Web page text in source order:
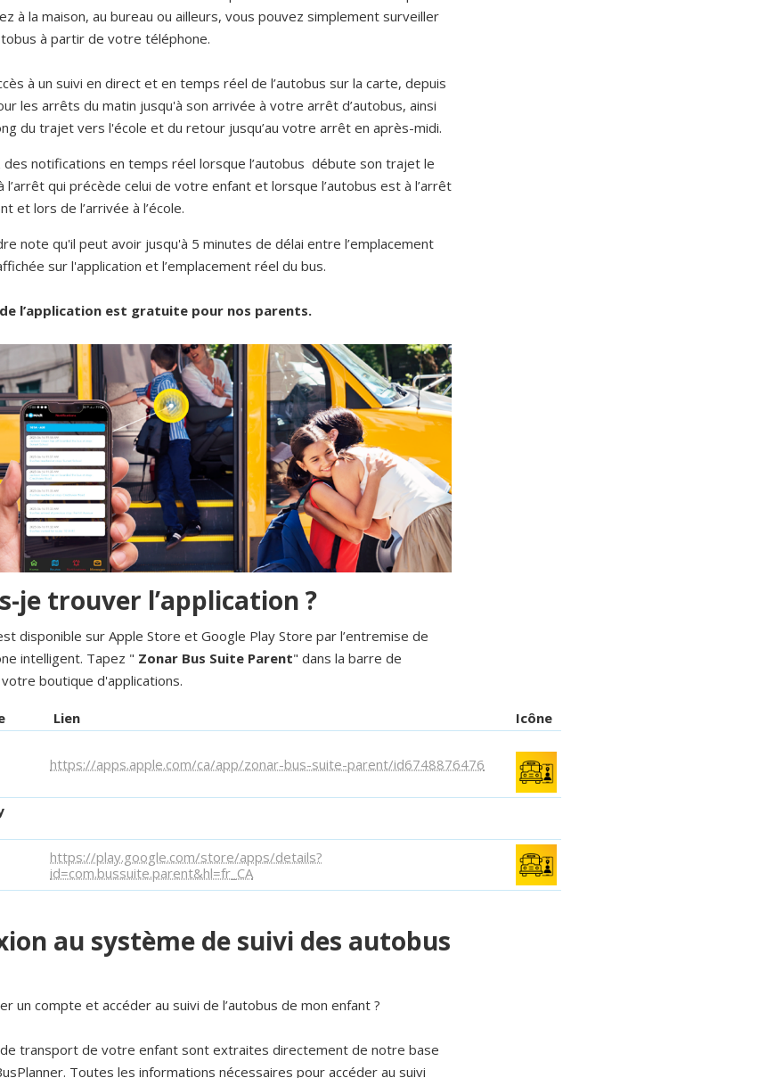
à la maison, au bureau ou ailleurs, vous pouvez simplement surveiller
à partir de votre téléphone.
à un suivi en direct et en temps réel de l’autobus sur la carte, depuis
les arrêts du matin jusqu'à son arrivée à votre arrêt d’autobus, ainsi
du trajet vers l'école et du retour jusqu’au votre arrêt en après-midi.
des notifications en temps réel lorsque l’autobus débute son trajet le
l’arrêt qui précède celui de votre enfant et lorsque l’autobus est à l’arrêt
et lors de l’arrivée à l’école.
note qu'il peut avoir jusqu'à 5 minutes de délai entre l’emplacement
sur l'application et l’emplacement réel du bus.
l’application est gratuite pour nos parents.
je trouver l’application ?
disponible sur Apple Store et Google Play Store par l’entremise de
intelligent. Tapez " Zonar Bus Suite Parent" dans la barre de
boutique d'applications.
Lien Icône
https://apps.apple.com/ca/app/zonar-bus-suite-parent/id6748876476
https://play.google.com/store/apps/details?
id=com.bussuite.parent&hl=fr_CA
au système de suivi des autobus
un compte et accéder au suivi de l’autobus de mon enfant ?
transport de votre enfant sont extraites directement de notre base
Toutes les informations nécessaires pour accéder au suivi